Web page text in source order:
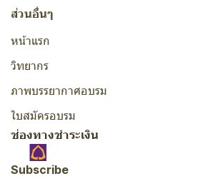
ส่วนอื่นๆ
หน้าแรก
วิทยากร
ภาพบรรยากาศอบรม
ใบสมัครอบรม
ช่องทางชำระเงิน
Subscribe